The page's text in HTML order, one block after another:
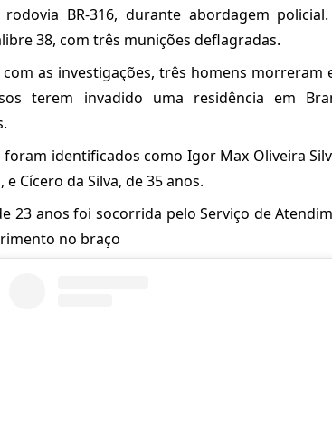
BR-316, durante abordagem
38, com três munições deflagradas.
as investigações, três homens
terem invadido uma residência em
identificados como Igor Max Oliveira
e Cícero da Silva, de 35 anos.
23 anos foi socorrida pelo Serviço de
no braço